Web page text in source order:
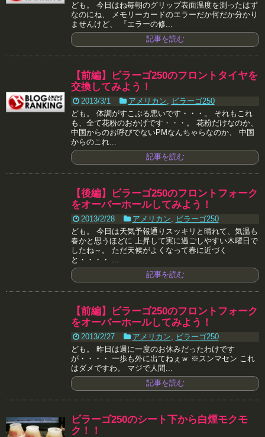
ども。 今日はね毎朝のグリップ表面温度を測ったはず
なのにね、 メモリーカードのエラーだか何だか分かり
ませんけど、 『エラーの修...
記事を読む
【前編】ビラーゴ250のフロントタイヤを
交換してみよう！
2013/3/1 アメリカン
ビラーゴ250
ども。 体調がすこぶる悪いです・・・。 それもこれ
も、全て花粉のおかげです・・・。 花粉だけなのか、
中国からのお呼びでないPMなんちゃらなのか、 中国
からのこれ...
記事を読む
【後編】ビラーゴ250のフロントフォーク
をオーバーホールしてみよう！
2013/2/28 アメリカン
ビラーゴ250
ども。 今日は天気予報通りスッキリと晴れて、気温も
春かと思うほどに 上昇して実に過ごしやすい木曜日で
したね～。 ただ天候がよくなって春に近づく
と・・・・ ...
記事を読む
【前編】ビラーゴ250のフロントフォーク
をオーバーホールしてみよう！
2013/2/27 アメリカン
ビラーゴ250
ども。 昨日は週に一度のお休みだったわけです
が・・・・ 一歩も外に出てねぇｗ ※スンマセン これ
はダメですわ。 マジで人間...
記事を読む
ビラーゴ250のシート下から白煙モクモ
ク！！